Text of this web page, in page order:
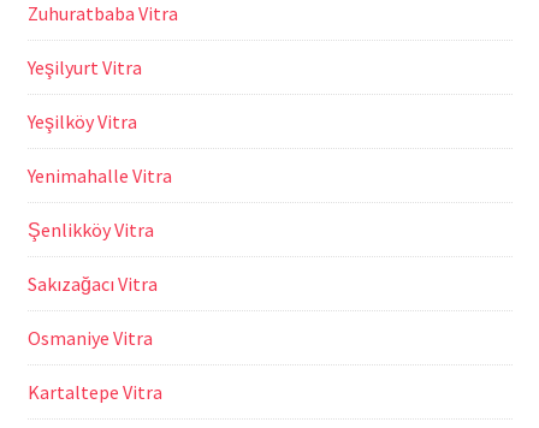
Zuhuratbaba Vitra
Yeşilyurt Vitra
Yeşilköy Vitra
Yenimahalle Vitra
Şenlikköy Vitra
Sakızağacı Vitra
Osmaniye Vitra
Kartaltepe Vitra